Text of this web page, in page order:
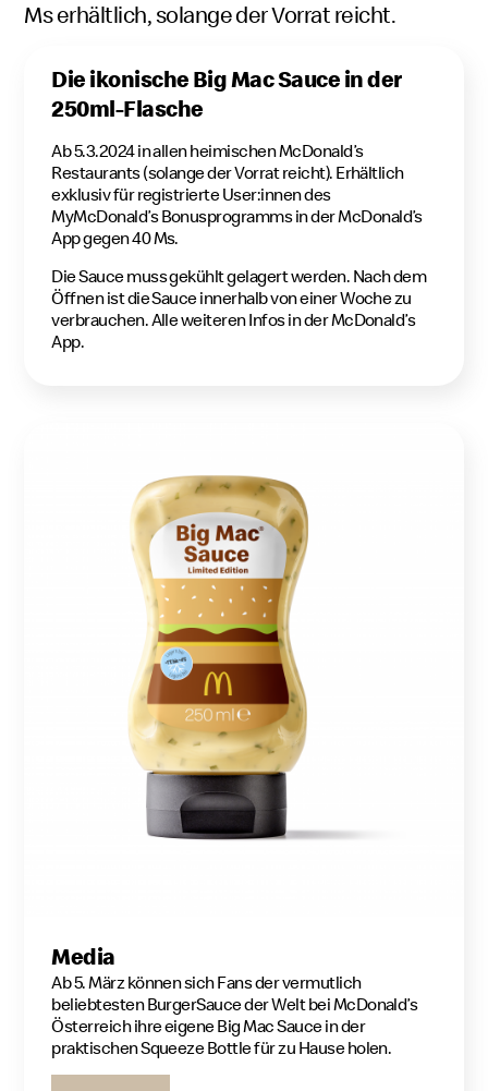
Ms erhältlich, solange der Vorrat reicht.
Die ikonische Big Mac Sauce in der
250ml-Flasche
Ab 5.3.2024 in allen heimischen McDonald’s
Restaurants (solange der Vorrat reicht). Erhältlich
exklusiv für registrierte User:innen des
MyMcDonald’s Bonusprogramms in der McDonald’s
App gegen 40 Ms.
Die Sauce muss gekühlt gelagert werden. Nach dem
Öffnen ist die Sauce innerhalb von einer Woche zu
verbrauchen. Alle weiteren Infos in der McDonald’s
App.
Media
Ab 5. März können sich Fans der vermutlich
beliebtesten BurgerSauce der Welt bei McDonald’s
Österreich ihre eigene Big Mac Sauce in der
praktischen Squeeze Bottle für zu Hause holen.